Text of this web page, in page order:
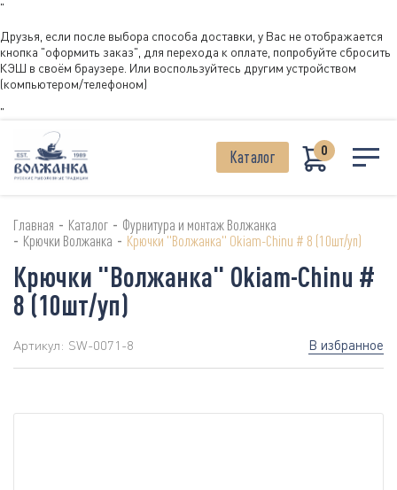
"
Друзья, если после выбора способа доставки, у Вас не отображается
кнопка "оформить заказ", для перехода к оплате, попробуйте сбросить
КЭШ в своём браузере. Или воспользуйтесь другим устройством
(компьютером/телефоном)
"
Каталог 0
Главная - Каталог - Фурнитура и монтаж Волжанка
- Крючки Волжанка - Крючки "Волжанка" Okiam-Chinu # 8 (10шт/уп)
Крючки "Волжанка" Okiam-Chinu #
8 (10шт/уп)
Артикул: SW-0071-8 В избранное